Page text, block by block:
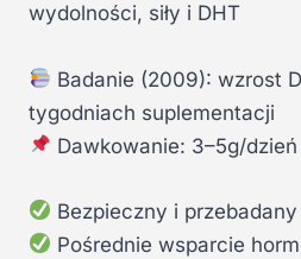
wydolności, siły i DHT
Badanie (2009): wzrost
tygodniach suplementacji
Dawkowanie: 3–5g/dzień
Bezpieczny i przebadany
Pośrednie wsparcie